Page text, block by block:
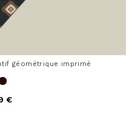
géométrique imprimé
€